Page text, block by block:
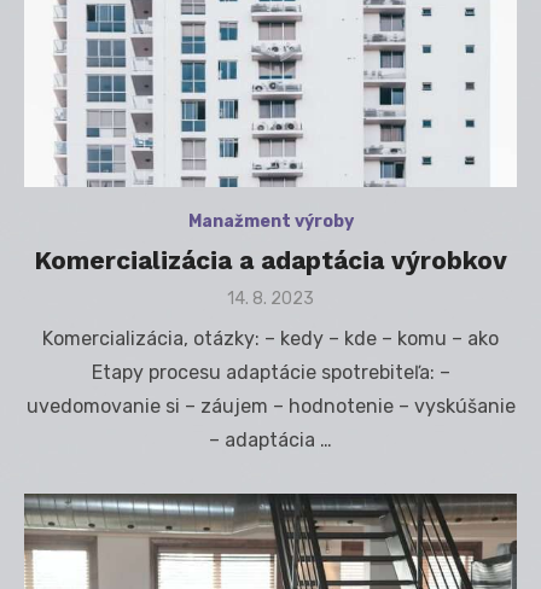
Manažment výroby
Komercializácia a adaptácia výrobkov
Posted
14. 8. 2023
Komercializácia, otázky: – kedy – kde – komu – ako
Etapy procesu adaptácie spotrebiteľa: –
uvedomovanie si – záujem – hodnotenie – vyskúšanie
– adaptácia …